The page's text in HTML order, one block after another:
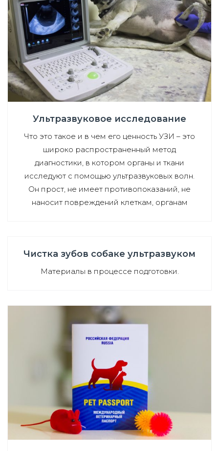
Ультразвуковое исследование
Что это такое и в чем его ценность УЗИ – это
широко распространенный метод
диагностики, в котором органы и ткани
исследуют с помощью ультразвуковых волн.
Он прост, не имеет противопоказаний, не
наносит повреждений клеткам, органам
Чистка зубов собаке ультразвуком
Материалы в процессе подготовки.